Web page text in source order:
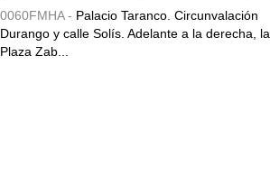
0060FMHA - Palacio Taranco. Circunvalación
Durango y calle Solís. Adelante a la derecha, la
Plaza Zab...